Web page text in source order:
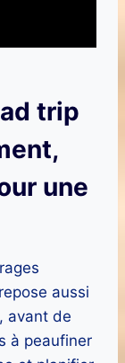
trip
une
aussi
avant de
à peaufiner